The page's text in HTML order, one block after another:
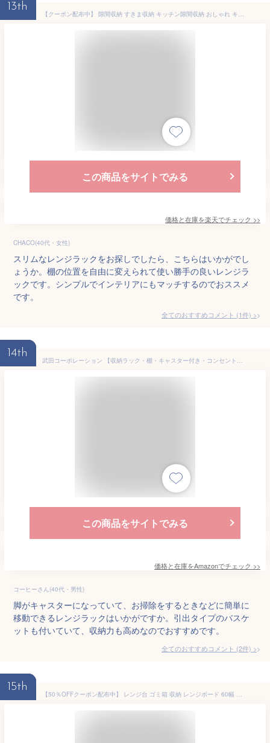
13th
【クーポン配布中】 隙間収納 すきま収納 キッチン隙間収納 おしゃれ キッチン 35cm スリム 省スペース キッチンラック スリム 収納ストッカー キッチン収納 台所 rack 北欧 モダン シンプル 白 ホワイト すき間キッチン収納 emery〔エメリー〕
この商品をサイトでみる
価格と在庫を楽天でチェック >>
CHACO(40代・女性)
スリムなレンジラックをお探しでしたら、こちらはいかがでし
ょうか。棚の位置を自由に変えられて使い勝手の良いレンジラ
ックです。シンプルでインテリアにもマッチするのでおススメ
です。
全てのおすすめコメント (1件) >
14th
武田コーポレーション 【収納ラック・棚・キャスター付き・コンセント付き】 ヴィンテージナチュラル 30×40×89.5㎝ ヴィンテージ調 キッチンワゴン スリム T0-VKWS88VNA
この商品をサイトでみる
価格と在庫をAmazonでチェック >>
コーヒーさん(40代・男性)
脚がキャスターになっていて、お掃除をするときなどに簡単に
移動できるレンジラックはいかがですか。引出タイプのバスケ
ットも付いていて、収納力も高めなのでおすすめです。
全てのおすすめコメント (2件) >
15th
【50％OFFクーポン配布中】 レンジ台 ゴミ箱 収納 レンジボード 60幅 スリム ラック ごみ箱上ラック 収納 キッチンラック キッチンボード レンジラック 収納棚 収納ラック ごみ箱 キッチン収納 おしゃれ ナチュラル 北欧 棚 シンプル ごみ箱ラック emery〔エメリー〕